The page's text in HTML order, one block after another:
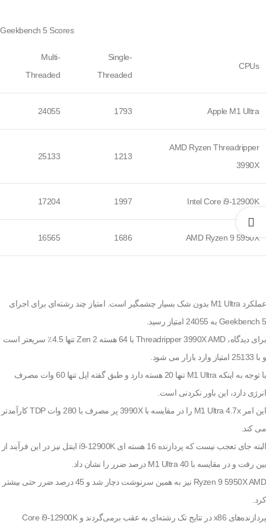
Geekbench 5 Scores
CPUs
Single-
Threaded
Multi-
Threaded
Apple M1 Ultra
1793
24055
AMD Ryzen Threadripper
3990X
1213
25133
Intel Core i9-12900K
1997
17204
AMD Ryzen 9 5950X
1686
16565
عملکرد M1 Ultra بدون شک بسیار چشمگیر است. امتیاز چند رشته‌ای برای اجرای
Geekbench 5 به 24055 امتیاز رسید.
برای دیدگاه، Threadripper 3990X AMD با 64 هسته Zen 2 تنها 4.5٪ سریعتر است
و با 25133 امتیاز وارد بازار می شود.
با توجه به اینکه M1 Ultra تنها 20 هسته دارد و طبق گفته اپل تنها 60 وات مصرف
انرژی دارد، این باور نکردنی است.
این امر M1 Ultra 4.7x را در مقایسه با 3990X پر مصرف با 280 وات TDP کارآمدتر
می کند.
البته جای تعجب نیست که پردازنده 16 هسته ای i9-12900K اینتل نیز در این فرآیند از
بین رفت و در مقایسه با M1 Ultra 40 درصد ضرر را نشان داد.
Ryzen 9 5950X AMD نیز به همین سرنوشت دچار شد و 45 درصد ضرر حتی بیشتر
کرد.
پردازنده‌های x86 در نتایج تک رشته‌ای به عقب برمی‌گردند و Core i9-12900K